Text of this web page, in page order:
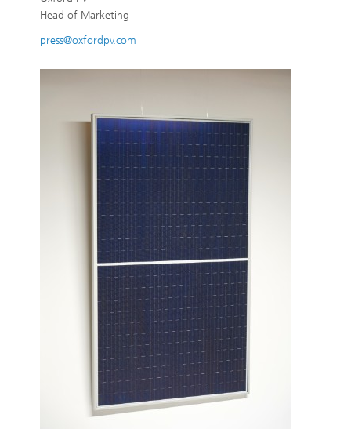
Head of Marketing
press@oxfordpv.com